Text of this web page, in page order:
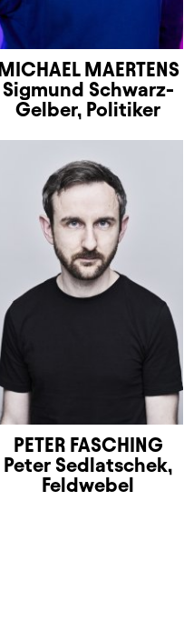
MICHAEL MAERTENS
Sigmund Schwarz-
Gelber, Politiker
PETER FASCHING
Peter Sedlatschek,
Feldwebel